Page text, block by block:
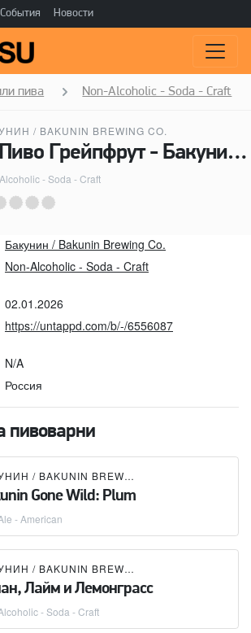
События Новости
пива Non-Alcoholic - Soda - Craft
/ BAKUNIN BREWING CO.
Пиво Грейпфрут - Бакунин / Bakunin Brewing Co.
- Soda - Craft
Бакунин / Bakunin Brewing Co.
Non-Alcoholic - Soda - Craft
02.01.2026
https://untappd.com/b/-/6556087
N/A
Россия
пивоварни
БАКУНИН / BAKUNIN BREWING CO.
Gone Wild: Plum
- American
БАКУНИН / BAKUNIN BREWING CO.
Лайм и Лемонграсс
- Soda - Craft